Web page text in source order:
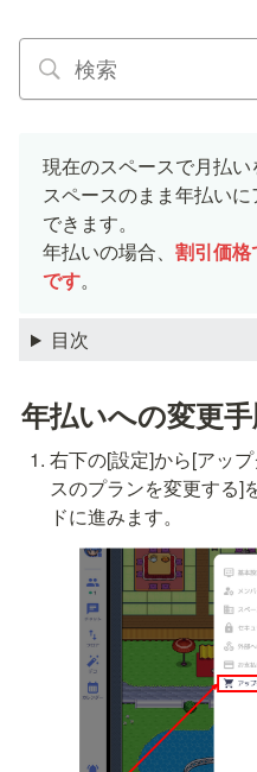
現在のスペースで月払
スペースのまま年払い
できます。
年払いの場合、 割引価
です。
目次
年払いへの変更
右下の[設定]から[アッ
スのプランを変更する]
ドに進みます。